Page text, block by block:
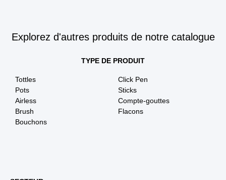
Explorez d'autres produits de notre catalogue
TYPE DE PRODUIT
Tottles
Pots
Airless
Brush
Bouchons
Click Pen
Sticks
Compte-gouttes
Flacons